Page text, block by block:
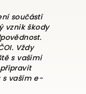
součástí
vznik škody
Vždy
s vašimi
s vaším e-